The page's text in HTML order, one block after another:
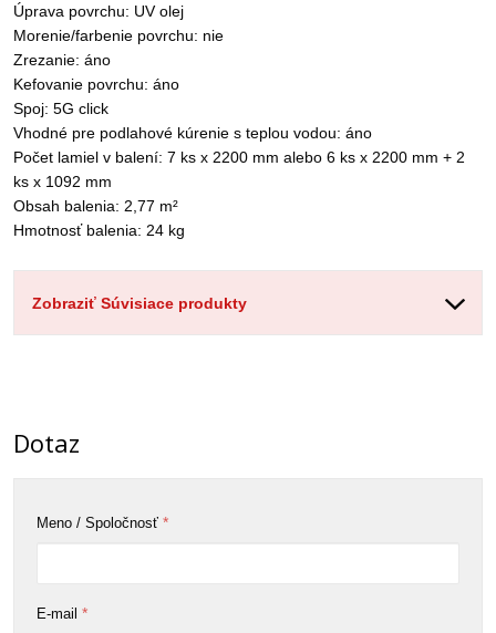
Úprava povrchu: UV olej
Morenie/farbenie povrchu: nie
Zrezanie: áno
Kefovanie povrchu: áno
Spoj: 5G click
Vhodné pre podlahové kúrenie s teplou vodou: áno
Počet lamiel v balení: 7 ks x 2200 mm alebo 6 ks x 2200 mm + 2
ks x 1092 mm
Obsah balenia: 2,77 m²
Hmotnosť balenia: 24 kg
Zobraziť Súvisiace produkty
Dotaz
Meno / Spoločnosť *
E-mail *